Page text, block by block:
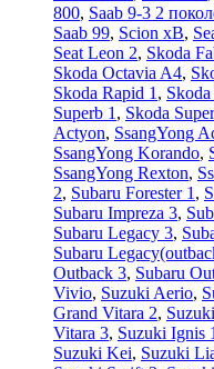
800, Saab 9-3 2
Saab 99, Scion xB,
Seat Leon 2, Skoda
Skoda Octavia A4,
Skoda Rapid 1 ,
Superb 1 , Skoda
Actyon, SsangYong
SsangYong Korando,
SsangYong Rexton,
2, Subaru Forester 1 ,
Subaru Impreza 3,
Subaru Legacy 3,
Subaru
Outback 3, Subaru
Vivio, Suzuki Aerio,
Grand Vitara 2,
Vitara 3, Suzuki Ignis 1
Suzuki Kei, Suzuki